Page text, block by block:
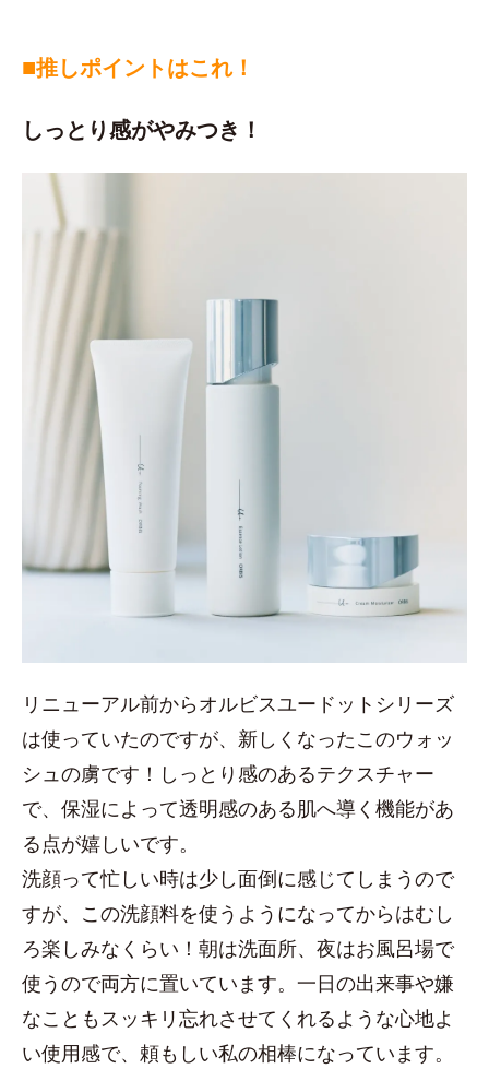
■推しポイントはこれ！
しっとり感がやみつき！
リニューアル前からオルビスユードットシリーズ
は使っていたのですが、新しくなったこのウォッ
シュの虜です！しっとり感のあるテクスチャー
で、保湿によって透明感のある肌へ導く機能があ
る点が嬉しいです。
洗顔って忙しい時は少し面倒に感じてしまうので
すが、この洗顔料を使うようになってからはむし
ろ楽しみなくらい！朝は洗面所、夜はお風呂場で
使うので両方に置いています。一日の出来事や嫌
なこともスッキリ忘れさせてくれるような心地よ
い使用感で、頼もしい私の相棒になっています。